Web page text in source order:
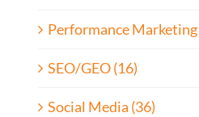
Performance Marketing
SEO/GEO (16)
Social Media (36)